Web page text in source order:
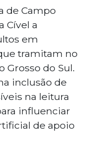
de Campo
Cível a
em
tramitam no
Grosso do Sul.
inclusão de
na leitura
influenciar
de apoio